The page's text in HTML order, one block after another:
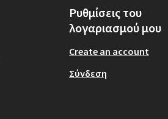
Ρυθμίσεις του
λογαριασμού μου
Create an account
Σύνδεση